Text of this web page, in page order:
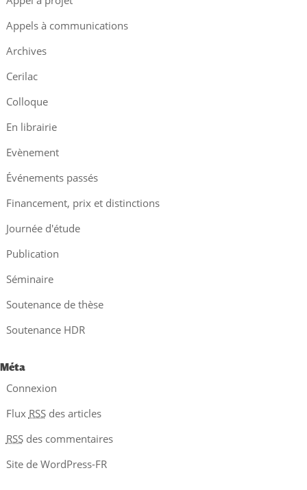
Appels à communications
Archives
Cerilac
Colloque
En librairie
Evènement
Événements passés
Financement, prix et distinctions
Journée d'étude
Publication
Séminaire
Soutenance de thèse
Soutenance HDR
Méta
Connexion
Flux RSSdes articles
RSSdes commentaires
Site de WordPress-FR